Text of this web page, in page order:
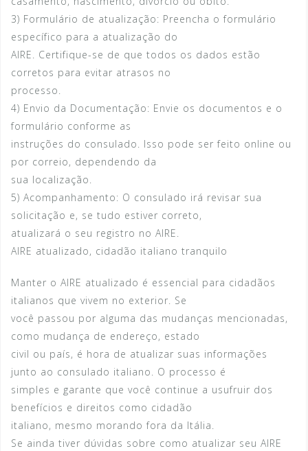
3) Formulário de atualização: Preencha o formulário
específico para a atualização do
AIRE. Certifique-se de que todos os dados estão
corretos para evitar atrasos no
processo.
4) Envio da Documentação: Envie os documentos e o
formulário conforme as
instruções do consulado. Isso pode ser feito online ou
por correio, dependendo da
sua localização.
5) Acompanhamento: O consulado irá revisar sua
solicitação e, se tudo estiver correto,
atualizará o seu registro no AIRE.
AIRE atualizado, cidadão italiano tranquilo
Manter o AIRE atualizado é essencial para cidadãos
italianos que vivem no exterior. Se
você passou por alguma das mudanças mencionadas,
como mudança de endereço, estado
civil ou país, é hora de atualizar suas informações
junto ao consulado italiano. O processo é
simples e garante que você continue a usufruir dos
benefícios e direitos como cidadão
italiano, mesmo morando fora da Itália.
Se ainda tiver dúvidas sobre como atualizar seu AIRE